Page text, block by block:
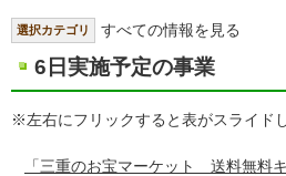
選択カテゴリ すべての情報を見る
6日実施予定の事業
※左右にフリックすると表がスライドし
「三重のお宝マーケット 送料無料